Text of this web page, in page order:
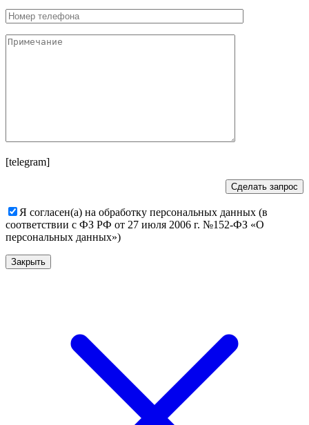
[telegram]
Я согласен(а) на обработку персональных данных (в
соответствии с ФЗ РФ от 27 июля 2006 г. №152-ФЗ «О
персональных данных»)
Закрыть